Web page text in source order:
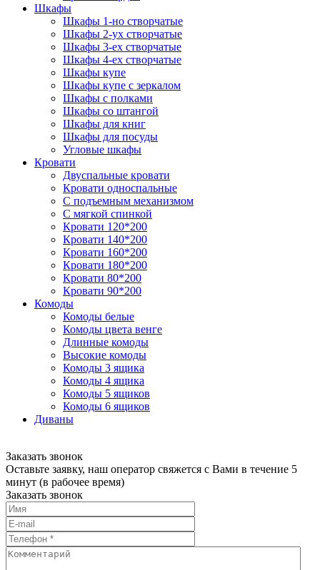
Шкафы
Шкафы 1-но створчатые
Шкафы 2-ух створчатые
Шкафы 3-ех створчатые
Шкафы 4-ех створчатые
Шкафы купе
Шкафы купе с зеркалом
Шкафы с полками
Шкафы со штангой
Шкафы для книг
Шкафы для посуды
Угловые шкафы
Кровати
Двуспальные кровати
Кровати односпальные
С подъемным механизмом
С мягкой спинкой
Кровати 120*200
Кровати 140*200
Кровати 160*200
Кровати 180*200
Кровати 80*200
Кровати 90*200
Комоды
Комоды белые
Комоды цвета венге
Длинные комоды
Высокие комоды
Комоды 3 ящика
Комоды 4 ящика
Комоды 5 ящиков
Комоды 6 ящиков
Диваны
Заказать звонок
Оставьте заявку, наш оператор свяжется с Вами в течение 5
минут (в рабочее время)
Заказать звонок